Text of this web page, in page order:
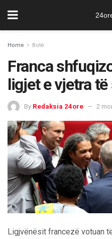
Home Botë
Franca
ligjet e vjetra
By Redaksia 24ore 2
Ligjvënësit francezë votuan